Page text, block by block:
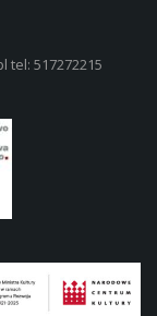
tel: 517272215